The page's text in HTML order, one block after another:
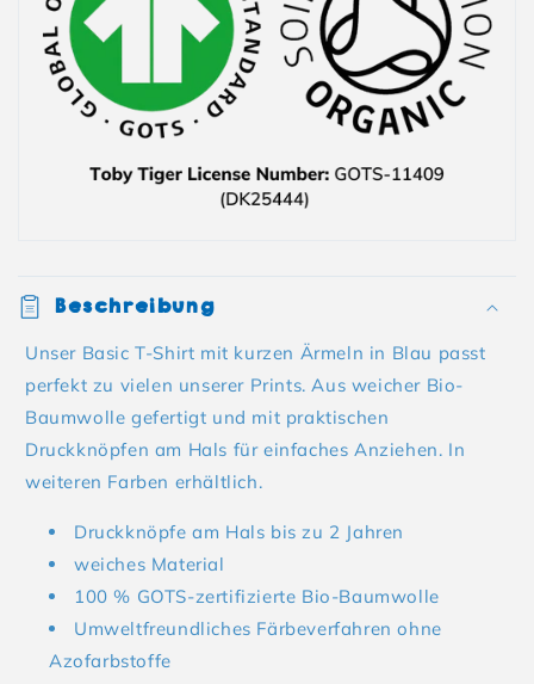
Beschreibung
Unser Basic T-Shirt mit kurzen Ärmeln in Blau passt
perfekt zu vielen unserer Prints. Aus weicher Bio-
Baumwolle gefertigt und mit praktischen
Druckknöpfen am Hals für einfaches Anziehen. In
weiteren Farben erhältlich.
Druckknöpfe am Hals bis zu 2 Jahren
weiches Material
100 % GOTS-zertifizierte Bio-Baumwolle
Umweltfreundliches Färbeverfahren ohne
Azofarbstoffe